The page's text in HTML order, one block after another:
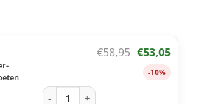
€58,95 €53,05
-10%
Brother TN-3430 toner zwart